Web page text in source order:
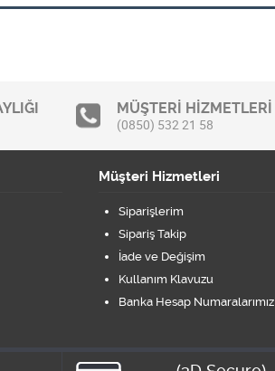
MÜŞTERİ HİZMETLERİ
(0850) 532 21 58
Müşteri Hizmetleri
Siparişlerim
Sipariş Takip
İade ve Değişim
Kullanım Klavuzu
Banka Hesap Numaralarımız